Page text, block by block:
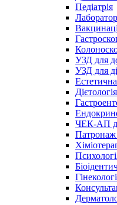
Педіатрія
УЗД для
УЗД для
Естетична
Дієтологія
ЧЕК-АП
Патронаж